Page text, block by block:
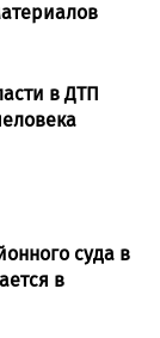
в ДТП
суда в
в